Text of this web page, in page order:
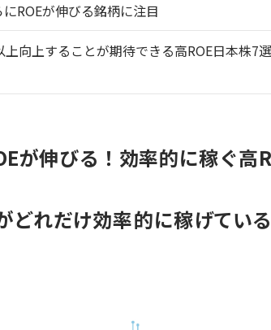
ROEが伸びる銘柄に注目
上向上することが期待できる高ROE日本株7選
が伸びる！効率的に稼ぐ高
どれだけ効率的に稼げてい